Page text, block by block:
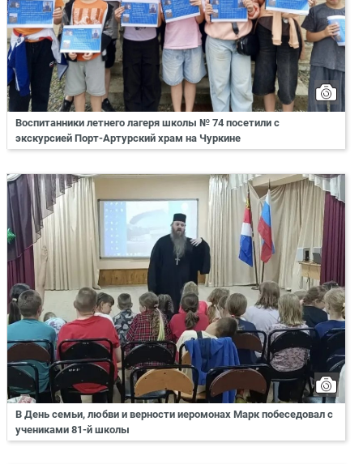
Воспитанники летнего лагеря школы № 74 посетили с
экскурсией Порт-Артурский храм на Чуркине
В День семьи, любви и верности иеромонах Марк побеседовал с
учениками 81-й школы